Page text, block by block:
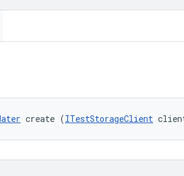
create (ITestStorageClient